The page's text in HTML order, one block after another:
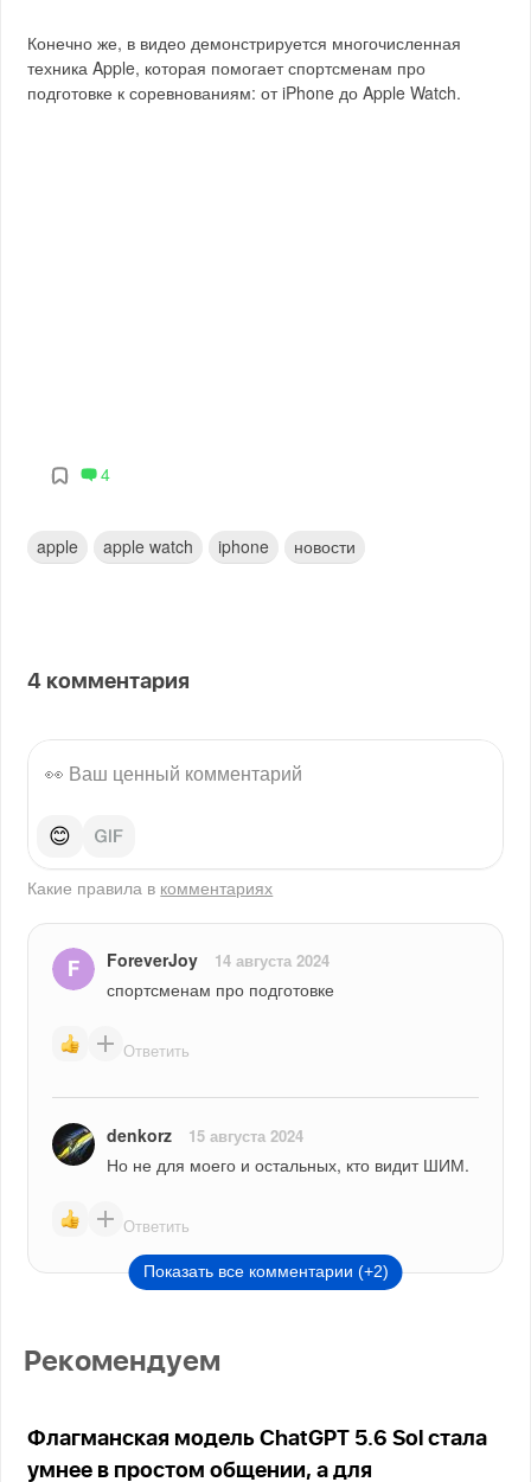
Конечно же, в видео демонстрируется многочисленная
техника Apple, которая помогает спортсменам про
подготовке к соревнованиям: от iPhone до Apple Watch.
4
apple apple watch iphone новости
4 комментария
😊
Какие правила в комментариях
ForeverJoy 14 августа 2024
спортсменам про подготовке
Ответить
denkorz 15 августа 2024
Но не для моего и остальных, кто видит ШИМ.
Ответить
Показать все комментарии (+2)
Рекомендуем
Флагманская модель ChatGPT 5.6 Sol стала
умнее в простом общении, а для